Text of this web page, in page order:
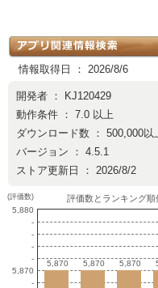
情報取得日 ： 2026/8/6
開発者 ：
KJ120429
動作条件 ： 7.0 以上
ダウンロード数 ： 500,000以
バージョン ： 4.5.1
ストア更新日 ： 2026/8/2
(評価数)
5,880
-
-
-
-
5,870
-
評価数とランキング順
5,870
5,870 5,870
5,870 5,870
5,870